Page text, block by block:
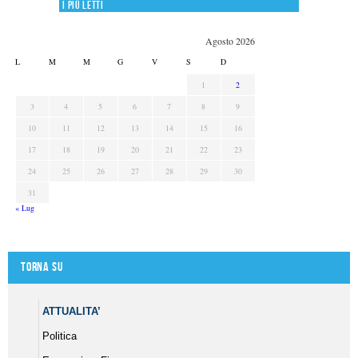
I più letti
Agosto 2026
L M M G V S D
1
2
3
4 5 6 7 8
9
10
11 12 13 14 15
16
17
18 19 20 21 22
23
24
25 26 27 28 29
30
31
« Lug
Torna su
ATTUALITA’
Politica